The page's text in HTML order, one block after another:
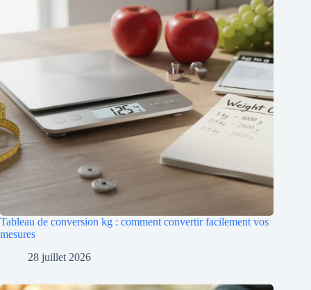
Tableau de conversion kg : comment convertir facilement vos
mesures
28 juillet 2026